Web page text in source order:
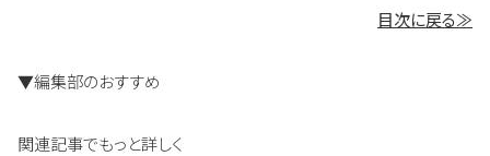
目次に戻る≫
▼編集部のおすすめ
関連記事でもっと詳しく